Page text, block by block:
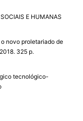
E HUMANAS
novo proletariado de
325 p.
tecnológico-